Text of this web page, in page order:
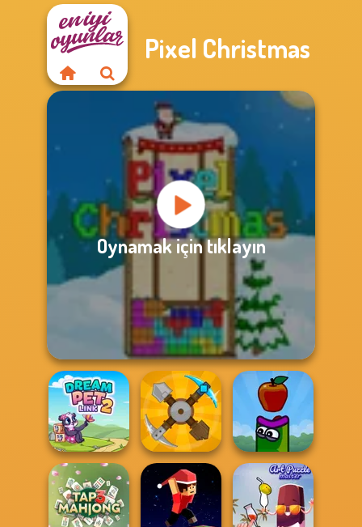
Pixel Christmas
Oynamak için tıklayın
Dream Pet Link 2 Craft Drill Apple Worm